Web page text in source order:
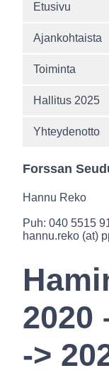
Etusivu
Ajankohtaista
Toiminta
Hallitus 2025
Yhteydenotto
Forssan
Hannu Reko
Puh: 040 5515
hannu.reko (at)
2020
->